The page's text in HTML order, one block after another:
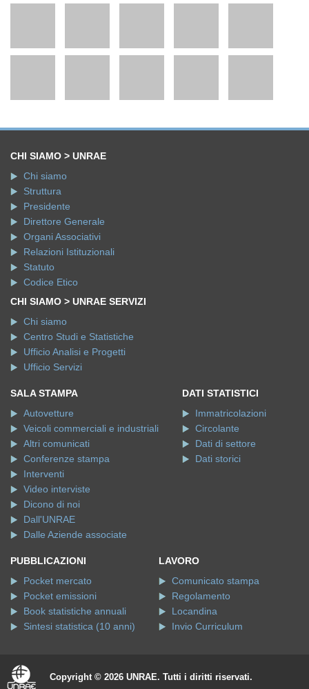
CHI SIAMO > UNRAE
Chi siamo
Struttura
Presidente
Direttore Generale
Organi Associativi
Relazioni Istituzionali
Statuto
Codice Etico
CHI SIAMO > UNRAE SERVIZI
Chi siamo
Centro Studi e Statistiche
Ufficio Analisi e Progetti
Ufficio Servizi
SALA STAMPA
Autovetture
Veicoli commerciali e industriali
Altri comunicati
Conferenze stampa
Interventi
Video interviste
Dicono di noi
Dall'UNRAE
Dalle Aziende associate
DATI STATISTICI
Immatricolazioni
Circolante
Dati di settore
Dati storici
PUBBLICAZIONI
Pocket mercato
Pocket emissioni
Book statistiche annuali
Sintesi statistica (10 anni)
LAVORO
Comunicato stampa
Regolamento
Locandina
Invio Curriculum
Copyright © 2026 UNRAE. Tutti i diritti riservati.